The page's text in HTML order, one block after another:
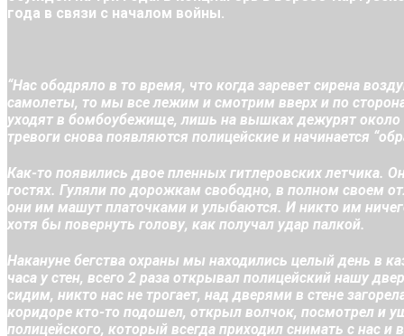
года в связи с началом войны.
“Нас ободряло в то время, что когда заревет сирена
самолеты, то мы все лежим и смотрим вверх и по
уходят в бомбоубежище, лишь на вышках дежурят
тревоги снова появляются полицейские и начинается
Как-то появились двое пленных гитлеровских летчика.
гостях. Гуляли по дорожкам свободно, в полном своем
они им машут платочками и улыбаются. И никто им
хотя бы повернуть голову, как получал удар палкой.
Накануне бегства охраны мы находились целый день в
часа у стен, всего 2 раза открывал полицейский нашу
сидим, никто нас не трогает, над дверями в стене
коридоре кто-то подошел, открыл волчок, посмотрел и
полицейского, который всегда приходил снимать с нас